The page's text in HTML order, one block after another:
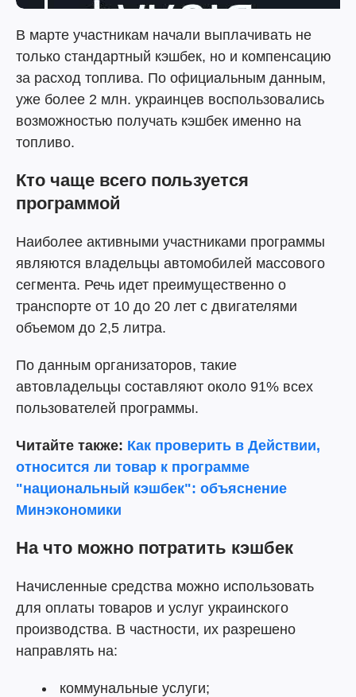
В марте участникам начали выплачивать не
только стандартный кэшбек, но и компенсацию
за расход топлива. По официальным данным,
уже более 2 млн. украинцев воспользовались
возможностью получать кэшбек именно на
топливо.
Кто чаще всего пользуется
программой
Наиболее активными участниками программы
являются владельцы автомобилей массового
сегмента. Речь идет преимущественно о
транспорте от 10 до 20 лет с двигателями
объемом до 2,5 литра.
По данным организаторов, такие
автовладельцы составляют около 91% всех
пользователей программы.
Читайте также: Как проверить в Действии,
относится ли товар к программе
"национальный кэшбек": объяснение
Минэкономики
На что можно потратить кэшбек
Начисленные средства можно использовать
для оплаты товаров и услуг украинского
производства. В частности, их разрешено
направлять на:
коммунальные услуги;